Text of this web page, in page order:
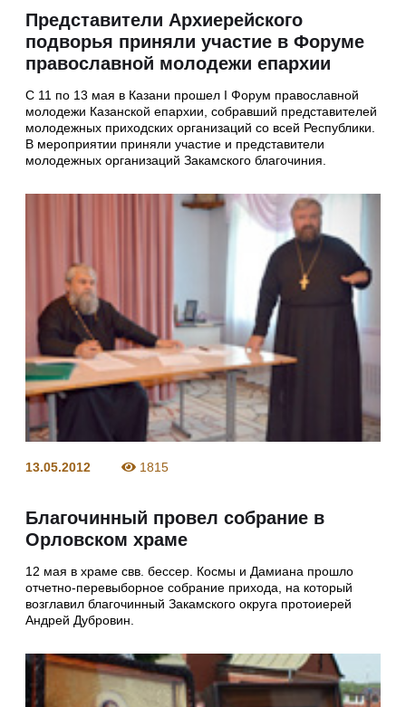
Представители Архиерейского
подворья приняли участие в Форуме
православной молодежи епархии
С 11 по 13 мая в Казани прошел I Форум православной
молодежи Казанской епархии, собравший представителей
молодежных приходских организаций со всей Республики.
В мероприятии приняли участие и представители
молодежных организаций Закамского благочиния.
13.05.2012 1815
Благочинный провел собрание в
Орловском храме
12 мая в храме свв. бессер. Космы и Дамиана прошло
отчетно-перевыборное собрание прихода, на который
возглавил благочинный Закамского округа протоиерей
Андрей Дубровин.